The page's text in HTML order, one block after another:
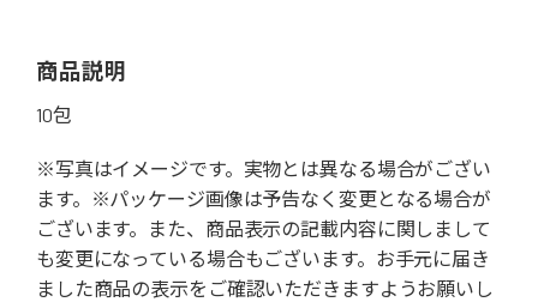
商品説明
10包
※写真はイメージです。実物とは異なる場合がござい
ます。※パッケージ画像は予告なく変更となる場合が
ございます。また、商品表示の記載内容に関しまして
も変更になっている場合もございます。お手元に届き
ました商品の表示をご確認いただきますようお願いし